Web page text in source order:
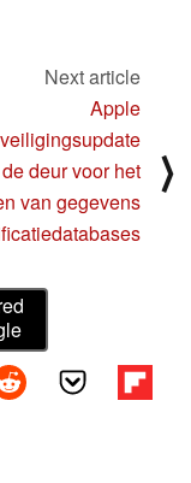
Next article
Apple
deur voor het
van gegevens
⟩